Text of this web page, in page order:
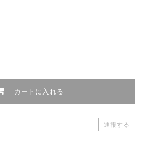
カートに入れる
通報する